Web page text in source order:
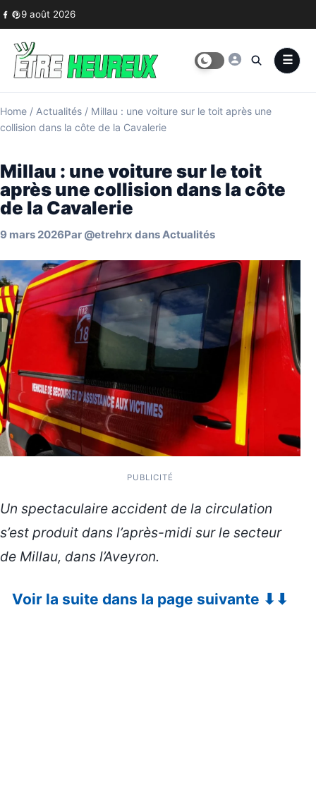
Skip to content
9 août 2026
Home / Actualités / Millau : une voiture sur le toit après une
collision dans la côte de la Cavalerie
Millau : une voiture sur le toit
après une collision dans la côte
de la Cavalerie
9 mars 2026Par @etrehrx dansActualités
PUBLICITÉ
Un spectaculaire accident de la circulation
s’est produit dans l’après-midi sur le secteur
de Millau, dans l’Aveyron.
Voir la suite dans la page suivante ⬇⬇